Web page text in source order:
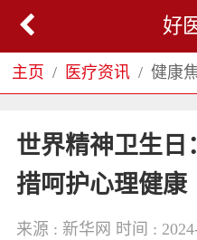
好
主页 医疗资讯 健康
世界精神卫生日
措呵护心理健康
来源 : 新华网 时间 :